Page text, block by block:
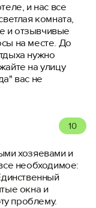
и нас все
комната,
и отзывчивые
на месте. До
нужно
на улицу
вас не
10
хозяевами и
необходимое:
окна и
проблему.